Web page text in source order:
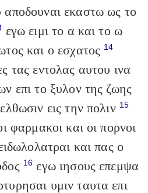
αποδουναι εκαστω ως το
εγω ειμι το α και το ω
και ο εσχατος 14
τας εντολας αυτου ινα
επι το ξυλον της ζωης
εις την πολιν 15
φαρμακοι και οι πορνοι
και πας ο
16 εγω ιησους επεμψα
υμιν ταυτα επι